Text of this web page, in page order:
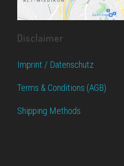
Disclaimer
Imprint / Datenschutz
Terms & Conditions (AGB)
Shipping Methods